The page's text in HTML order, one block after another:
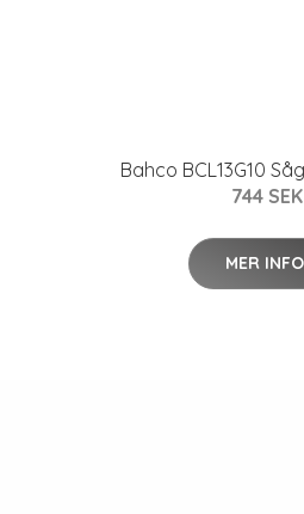
Bahco BCL13G10
744 SEK
MER